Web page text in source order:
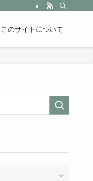
このサイトについて